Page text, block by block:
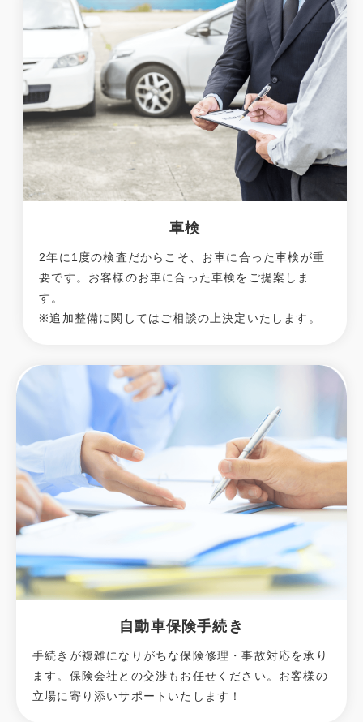
車検
2年に1度の検査だからこそ、お車に合った車検が重
要です。お客様のお車に合った車検をご提案しま
す。
※追加整備に関してはご相談の上決定いたします。
自動車保険手続き
手続きが複雑になりがちな保険修理・事故対応を承り
ます。保険会社との交渉もお任せください。お客様の
立場に寄り添いサポートいたします！